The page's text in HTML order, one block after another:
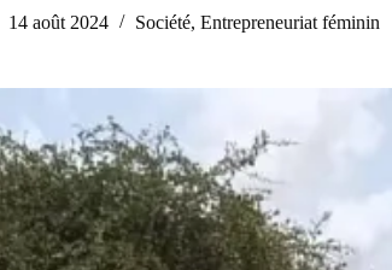
14 août 2024 Société, Entrepreneuriat féminin